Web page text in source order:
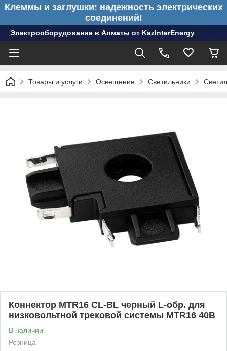
Клеммы и заглушки: надежность электрических
соединений!
Электрооборудование в Алматы от KazInterEnergy
Товары и услуги Освещение Светильники
Коннектор MTR16 CL-BL черный L-обр. для
низковольтной трековой системы MTR16 40В
В наличии
Розница